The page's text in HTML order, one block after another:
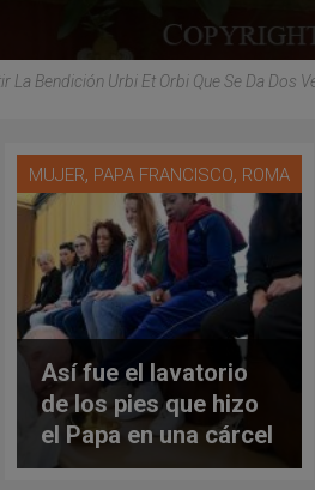
La Bendición Urbi Et Orbi Que Se Da Dos
MUJER, PAPA FRANCISCO, ROMA
Así fue el lavatorio
de los pies que hizo
el Papa en una cárcel
de mujeres de Roma